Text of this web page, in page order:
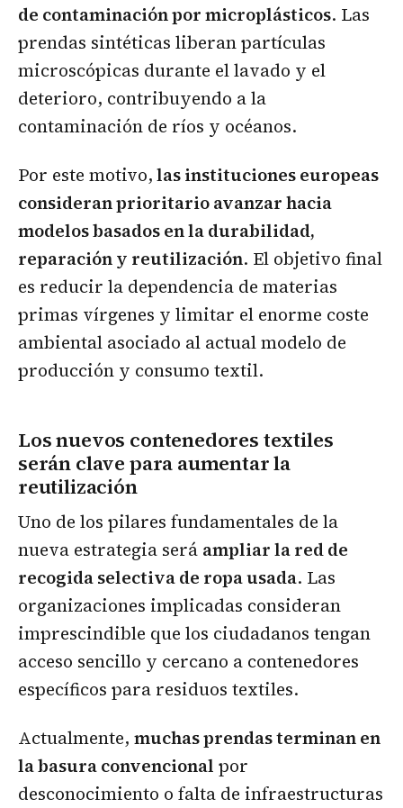
de contaminación por microplásticos. Las
prendas sintéticas liberan partículas
microscópicas durante el lavado y el
deterioro, contribuyendo a la
contaminación de ríos y océanos.
Por este motivo,las instituciones europeas
consideran prioritario avanzar hacia
modelos basados en la durabilidad,
reparación y reutilización. El objetivo final
es reducir la dependencia de materias
primas vírgenes y limitar el enorme coste
ambiental asociado al actual modelo de
producción y consumo textil.
Los nuevos contenedores textiles
serán clave para aumentar la
reutilización
Uno de los pilares fundamentales de la
nueva estrategia será ampliar la red de
recogida selectiva de ropa usada. Las
organizaciones implicadas consideran
imprescindible que los ciudadanos tengan
acceso sencillo y cercano a contenedores
específicos para residuos textiles.
Actualmente, muchas prendas terminan en
la basura convencional por
desconocimiento o falta de infraestructuras